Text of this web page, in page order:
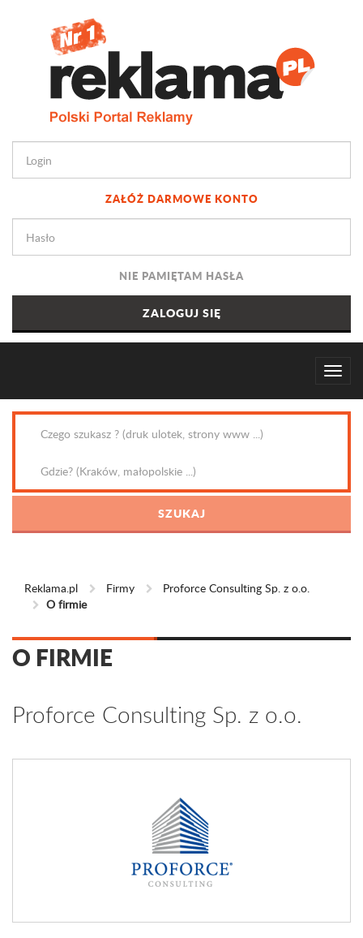
ZAŁÓŻ DARMOWE KONTO
NIE PAMIĘTAM HASŁA
Reklama.pl Firmy
Proforce Consulting Sp. z o.o.
O firmie
O FIRMIE
Proforce Consulting Sp. z o.o.